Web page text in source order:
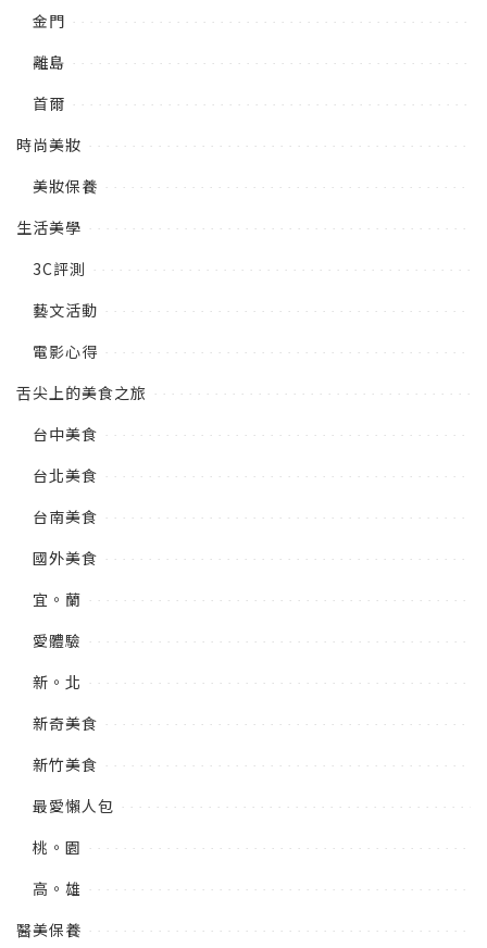
金門
離島
首爾
時尚美妝
美妝保養
生活美學
3C評測
藝文活動
電影心得
舌尖上的美食之旅
台中美食
台北美食
台南美食
國外美食
宜。蘭
愛體驗
新。北
新奇美食
新竹美食
最愛懶人包
桃。園
高。雄
醫美保養